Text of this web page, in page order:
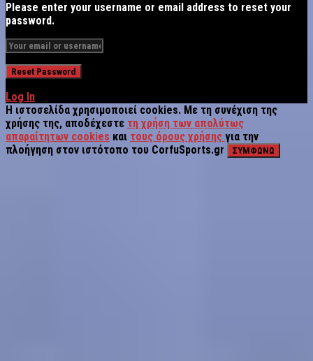
Please enter your username or email address to reset your
password.
Log In
Η ιστοσελίδα χρησιμοποιεί cookies. Με τη συνέχιση της
χρήσης της, αποδέχεστε τη χρήση των απολύτως
απαραίτητων cookies και τους όρους χρήσης για την
πλοήγηση στον ιστότοπο του CorfuSports.gr
ΣΥΜΦΩΝΩ